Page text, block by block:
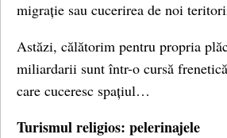
migrație sau cucerirea de noi
Astăzi, călătorim pentru propria
miliardarii sunt într-o cursă
care cuceresc spațiul…
Turismul religios: pelerinajele